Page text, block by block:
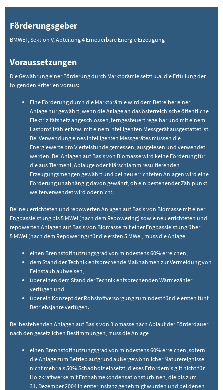
Förderungsgeber
BMWET, Sektion V, Abteilung 4 Erneuerbare Energie Erzeugung
Voraussetzungen
Die Gewährung einer Förderung durch Marktprämie setzt u.a. die Erfüllung der
folgenden Kriterien voraus:
Eine Förderung durch die Marktprämie wird dem Betreiber einer
Anlage nur gewährt, wenn die Anlage an das österreichische öffentliche
Elektrizitätsnetz angeschlossen, ferngesteuert regelbar und mit einem
Lastprofilzähler bzw. mit einem intelligenten Messgerät ausgestattet ist.
Bei Verwendung eines intelligenten Messgerätes müssen die
Energiewerte pro Viertelstunde gemessen, ausgelesen und verwendet
werden. Bei Anlagen auf Basis von Biomasse wird keine Förderung für
die aus Tiermehl, Ablauge oder Klärschlamm resultierenden
Erzeugungsmengen gewährt und bei neu errichteten Anlagen wird eine
Förderung unabhängig davon gewährt, ob ein bestehender Zählpunkt
weiterverwendet wird oder nicht.
Bei neu errichteten und repowerten Anlagen auf Basis von Biomasse mit einer
Engpassleistung bis 5 MWel (nach dem Repowering) sowie neu errichteten und
repowerten Anlagen auf Basis von Biomasse mit einer Engpassleistung über
5 MWel (nach dem Repowering) für die ersten 5 MWel, muss die Anlage
einen Brennstoffnutzungsgrad von mindestens 60% erreichen,
dem Stand der Technik entsprechende Maßnahmen zur Vermeidung von
Feinstaub aufweisen,
über einen dem Stand der Technik entsprechenden Wärmezähler
verfügen und
über ein Konzept der Rohstoffversorgung zumindest für die ersten fünf
Betriebsjahre verfügen.
Bei bestehenden Anlagen auf Basis von Biomasse nach Ablauf der Förderdauer
nach den gesetzlichen Bestimmungen, muss die Anlage
einen Brennstoffnutzungsgrad von mindestens 60% erreichen, sofern
die Anlage zum Betrieb aufgrund außergewöhnlicher Naturereignisse
nicht mehr als 50% Schadholz einsetzt; dieses Erfordernis gilt nicht für
Holzkraftwerke mit Entnahmekondensationsturbinen, die bis zum
31. Dezember 2004 in erster Instanz genehmigt wurden und bei denen